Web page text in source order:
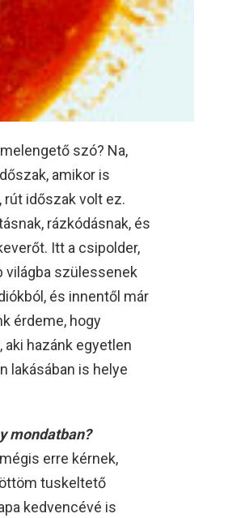
szó? Na,
amikor is
időszak volt ez.
rázkódásnak, és
Itt a csipolder,
világba szülessenek
és innentől már
érdeme, hogy
hazánk egyetlen
lakásában is helye
mondatban?
erre kérnek,
tuskeltető
kedvencévé is